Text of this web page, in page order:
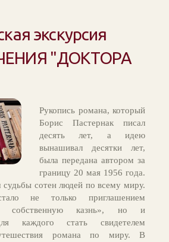
экскурсия
"ДОКТОРА
Рукопись романа, который
Борис Пастернак писал
десять лет, а идею
вынашивал десятки лет,
была передана автором за
границу 20 мая 1956 года.
судьбы сотен людей по всему миру.
не только приглашением
собственную казнь», но и
каждого стать свидетелем
романа по миру. В